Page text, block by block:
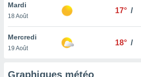
et que
Mardi
18 Août
17° /
Mercredi
19 Août
18° /
Graphiques météo